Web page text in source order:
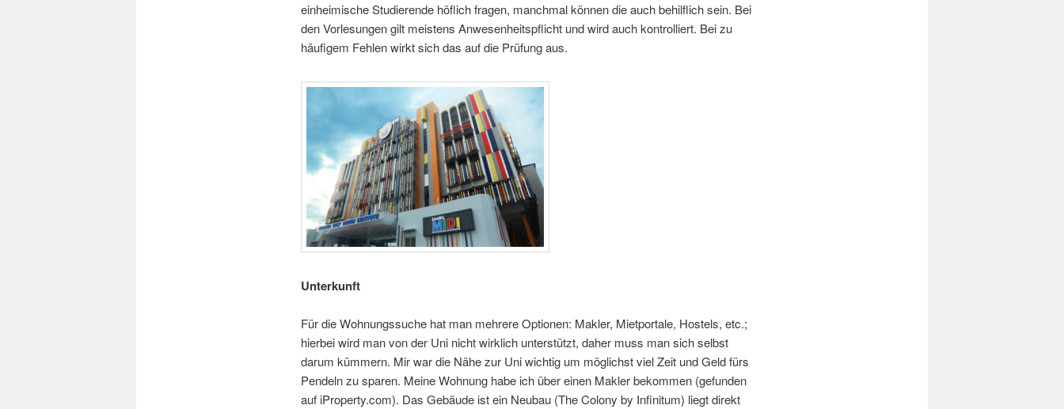
einheimische Studierende höflich fragen, manchmal können die auch behilflich sein. Bei
den Vorlesungen gilt meistens Anwesenheitspflicht und wird auch kontrolliert. Bei zu
häufigem Fehlen wirkt sich das auf die Prüfung aus.
Unterkunft
Für die Wohnungssuche hat man mehrere Optionen: Makler, Mietportale, Hostels, etc.;
hierbei wird man von der Uni nicht wirklich unterstützt, daher muss man sich selbst
darum kümmern. Mir war die Nähe zur Uni wichtig um möglichst viel Zeit und Geld fürs
Pendeln zu sparen. Meine Wohnung habe ich über einen Makler bekommen (gefunden
auf iProperty.com). Das Gebäude ist ein Neubau (The Colony by Infinitum) liegt direkt